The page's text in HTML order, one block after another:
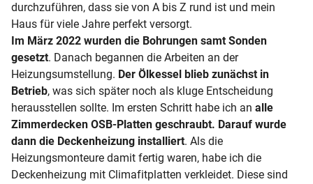
durchzuführen, dass sie von A bis Z rund ist und mein
Haus für viele Jahre perfekt versorgt.
Im März 2022 wurden die Bohrungen samt Sonden
gesetzt. Danach begannen die Arbeiten an der
Heizungsumstellung. Der Ölkessel blieb zunächst in
Betrieb, was sich später noch als kluge Entscheidung
herausstellen sollte. Im ersten Schritt habe ich an alle
Zimmerdecken OSB-Platten geschraubt. Darauf wurde
dann die Deckenheizung installiert. Als die
Heizungsmonteure damit fertig waren, habe ich die
Deckenheizung mit Climafitplatten verkleidet. Diese sind